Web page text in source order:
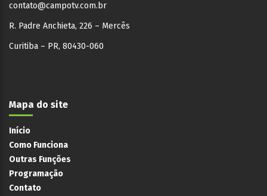
contato@campotv.com.br
R. Padre Anchieta, 226 – Mercês
Curitiba – PR, 80430-060
Mapa do site
Início
Como Funciona
Outras Funções
Programação
Contato